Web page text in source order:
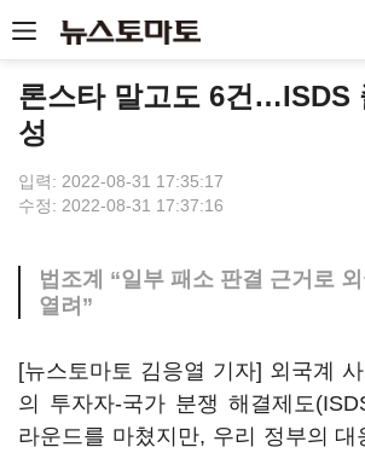
론스타 말고도 6건…ISDS
성
입력: 2022-08-31 17:35:17
수정: 2022-08-31 17:37:16
법조계 “일부 패소 판결 근거로
열려”
[뉴스토마토 김응열 기자] 외국계
의 투자자-국가 분쟁 해결제도
라운드를 마쳤지만, 우리 정부의